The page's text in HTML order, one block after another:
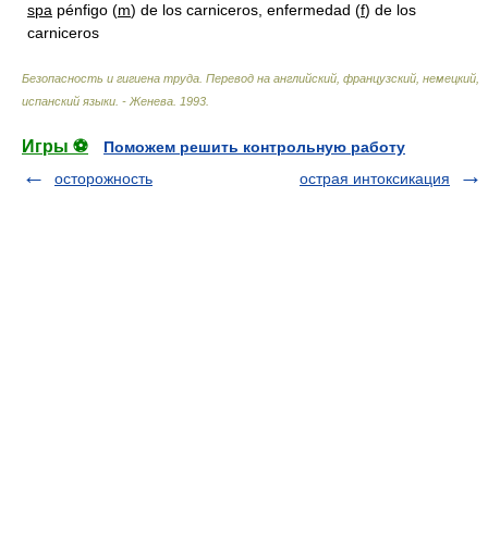
spa pénfigo (m) de los carniceros, enfermedad (f) de los
carniceros
Безопасность и гигиена труда. Перевод на английский, французский, немецкий,
испанский языки. - Женева 1993
Игры ⚽
Поможем решить контрольную работу
осторожность
острая интоксикация